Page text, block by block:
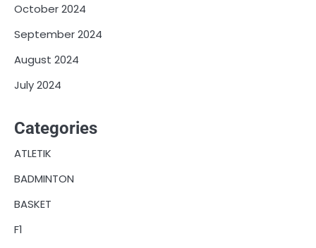
October 2024
September 2024
August 2024
July 2024
Categories
ATLETIK
BADMINTON
BASKET
F1